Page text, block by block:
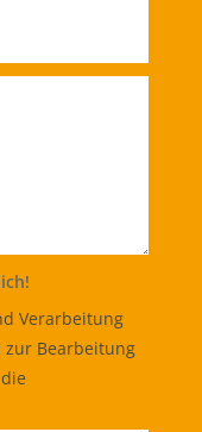
Verarbeitung
zur Bearbeitung